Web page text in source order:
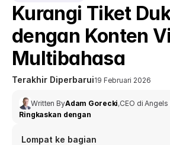
Kurangi Tiket
dengan Konten
Multibahasa
Terakhir Diperbarui19 Februari 2026
Written ByAdam Gorecki,CEO di
Ringkaskan dengan
Lompat ke bagian